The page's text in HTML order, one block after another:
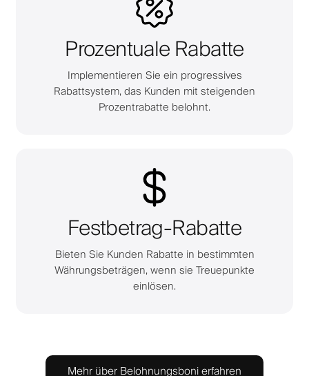
Prozentuale Rabatte
Implementieren Sie ein progressives
Rabattsystem, das Kunden mit steigenden
Prozentrabatte belohnt.
Festbetrag-Rabatte
Bieten Sie Kunden Rabatte in bestimmten
Währungsbeträgen, wenn sie Treuepunkte
einlösen.
Mehr über Belohnungsboni erfahren